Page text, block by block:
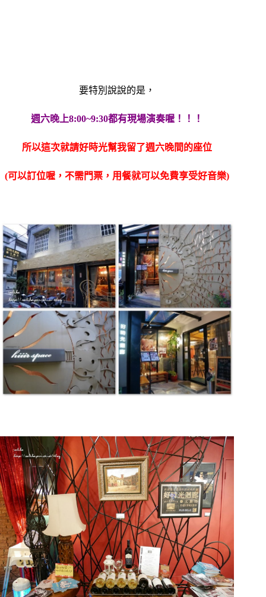
要特別說說的是，
週六晚上8:00~9:30都有現場演奏喔！！！
所以這次就請好時光幫我留了週六晚間的座位
(可以訂位喔，不需門票，用餐就可以免費享受好音樂)